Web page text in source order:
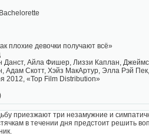
Bachelorette
плохие девочки получают всё»
Данст, Айла Фишер, Лиззи Каплан,
Адам Скотт, Хэйз МакАртур, Элла Рэй
2012, «Top Film Distribution»
приезжают три незамужние и
в течении дня предстоит решить